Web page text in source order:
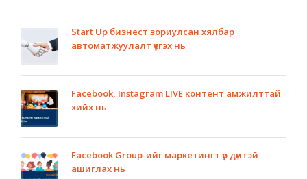
Start Up бизнест зориулсан хялбар
автоматжуулалт үүсгэх нь
Facebook, Instagram LIVE контент амжилттай
хийх нь
Facebook Group-ийг маркетингт үр дүнтэй
ашиглах нь